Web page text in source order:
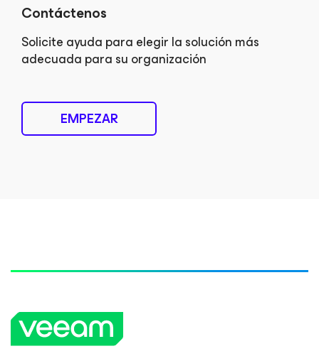
Contáctenos
Solicite ayuda para elegir la solución más
adecuada para su organización
EMPEZAR